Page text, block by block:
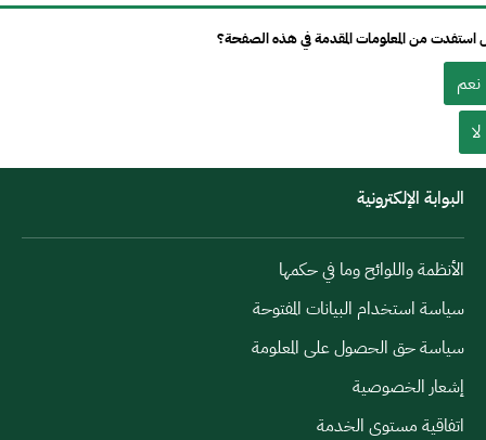
استفدت من المعلومات المقدمة في هذه الصفحة؟
نعم
لا
البوابة الإلكترونية
الأنظمة واللوائح وما في حكمها
سياسة استخدام البيانات المفتوحة
سياسة حق الحصول على المعلومة
إشعار الخصوصية
اتفاقية مستوى الخدمة